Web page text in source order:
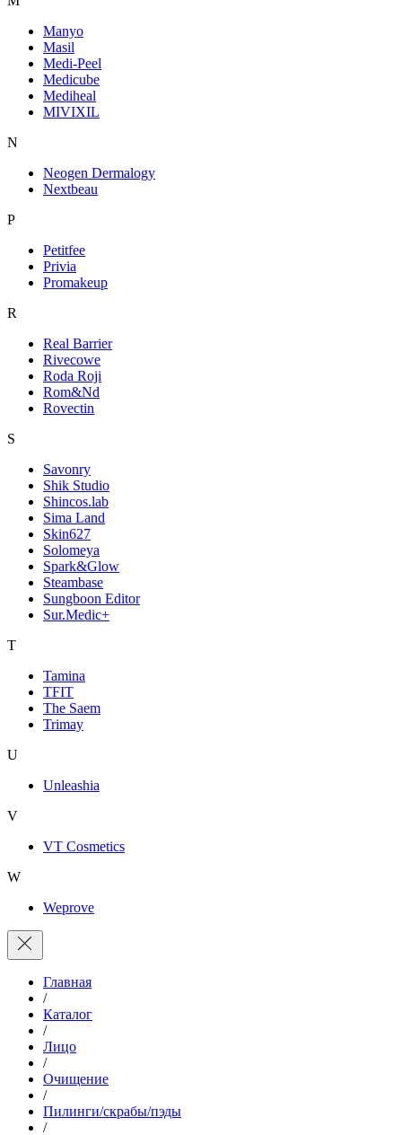
Manyo
Masil
Medi-Peel
Medicube
Mediheal
MIVIXIL
N
Neogen Dermalogy
Nextbeau
P
Petitfee
Privia
Promakeup
R
Real Barrier
Rivecowe
Roda Roji
Rom&Nd
Rovectin
S
Savonry
Shik Studio
Shincos.lab
Sima Land
Skin627
Solomeya
Spark&Glow
Steambase
Sungboon Editor
Sur.Medic+
T
Tamina
TFIT
The Saem
Trimay
U
Unleashia
V
VT Cosmetics
W
Weprove
Главная
/
Каталог
/
Лицо
/
Очищение
/
Пилинги/скрабы/пэды
/